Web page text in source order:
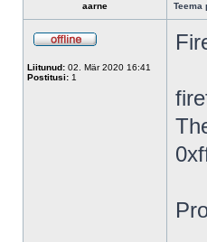
aarne Teema
Liitunud: 02. Mär 2020 16:41
Postitusi: 1